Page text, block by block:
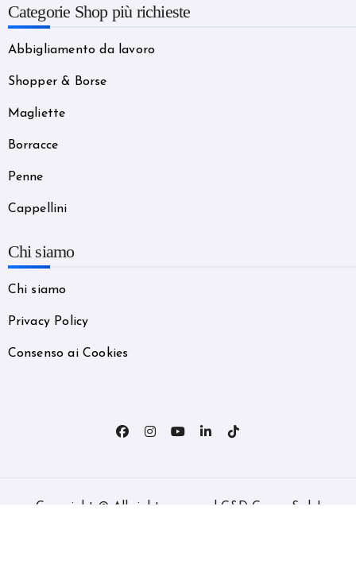
Categorie Shop più richieste
Abbigliamento da lavoro
Shopper & Borse
Magliette
Borracce
Penne
Cappellini
Chi siamo
Chi siamo
Privacy Policy
Consenso ai Cookies
Copyright © All rights reserved G&D Group S.r.l. |